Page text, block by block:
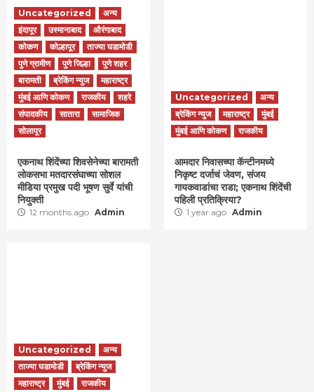
Uncategorized
अन्य
इंदापूर
उस्मानाबाद
औरंगाबाद
कोकण
कोल्हापूर
ताज्या घडामोडी
पुणे ग्रामीण
पुणे जिल्हा
पुणे शहर
बारामती
ब्रेकिंग न्युज
महाराष्ट्र
मुंबई आणि कोकण
राजकीय
शहरे
संपादकीय
सातारा
सामाजिक
सोलापूर
एकनाथ शिंदेंच्या शिवसेनेच्या बारामती
लोकसभा मतदारसंघाच्या सोशल
मीडिया प्रमुख पदी भूषण सुर्वे यांची
नियुक्ती
12 months ago Admin
Uncategorized
अन्य
ब्रेकिंग न्युज
महाराष्ट्र
मुंबई
मुंबई आणि कोकण
राजकीय
आमदार निवासच्या कॅन्टीनमध्ये
निकृष्ट दर्जाचं जेवण, संजय
गायकवाडांचा राडा; एकनाथ शिंदेंची
पहिली प्रतिक्रिया?
1 year ago Admin
Uncategorized
अन्य
ताज्या घडामोडी
ब्रेकिंग न्युज
महाराष्ट्र
मुंबई राजकीय